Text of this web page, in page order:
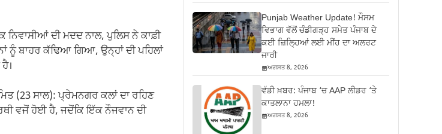
ਨਿਵਾਸੀਆਂ ਦੀ ਮਦਦ ਨਾਲ, ਪੁਲਿਸ ਨੇ ਕਾਫ਼ੀ
ਨੂੰ ਬਾਹਰ ਕੱਢਿਆ ਗਿਆ, ਉਨ੍ਹਾਂ ਦੀ ਪਹਿਲਾਂ
(23 ਸਾਲ): ਪ੍ਰੇਮਨਗਰ ਕਲਾਂ ਦਾ ਰਹਿਣ
ਵਜੋਂ ਹੋਈ ਹੈ, ਜਦੋਂਕਿ ਇੱਕ ਨੌਜਵਾਨ ਦੀ
Punjab Weather Update! ਮੌਸਮ
ਵਿਭਾਗ ਵੱਲੋਂ ਚੰਡੀਗੜ੍ਹ ਸਮੇਤ ਪੰਜਾਬ ਦੇ
ਕਈ ਜ਼ਿਲ੍ਹਿਆਂ ਲਈ ਮੀਂਹ ਦਾ ਅਲਰਟ
ਜਾਰੀ
ਅਗਸਤ 8, 2026
ਵੱਡੀ ਖ਼ਬਰ: ਪੰਜਾਬ ‘ਚ AAP ਲੀਡਰ ‘ਤੇ
ਕਾਤਲਾਨਾ ਹਮਲਾ!
ਅਗਸਤ 8, 2026